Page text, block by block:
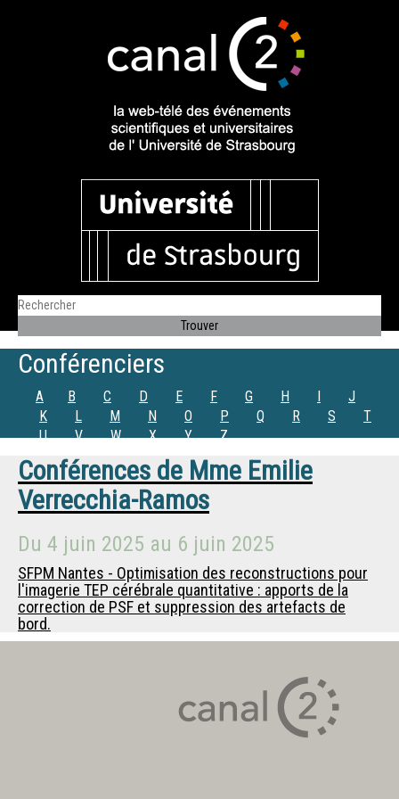
Conférenciers
A B C D E F G H I
J
K
L M N O P Q R S
T
U
V W X Y Z
Conférences de Mme Emilie
Verrecchia-Ramos
Du 4 juin 2025 au 6 juin 2025
SFPM Nantes - Optimisation des reconstructions pour
l'imagerie TEP cérébrale quantitative : apports de la
correction de PSF et suppression des artefacts de
bord.